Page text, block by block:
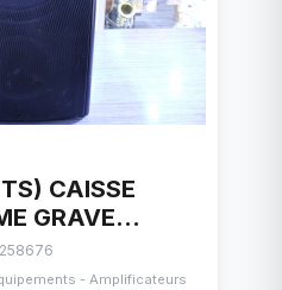
CAISSE
GRAVE
ACTIF
AS1 25- Amplificateurs